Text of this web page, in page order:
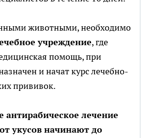
животными, необходимо
учреждение, где
помощь, при
и начат курс лечебно-
прививок.
антирабическое лечение
укусов начинают до